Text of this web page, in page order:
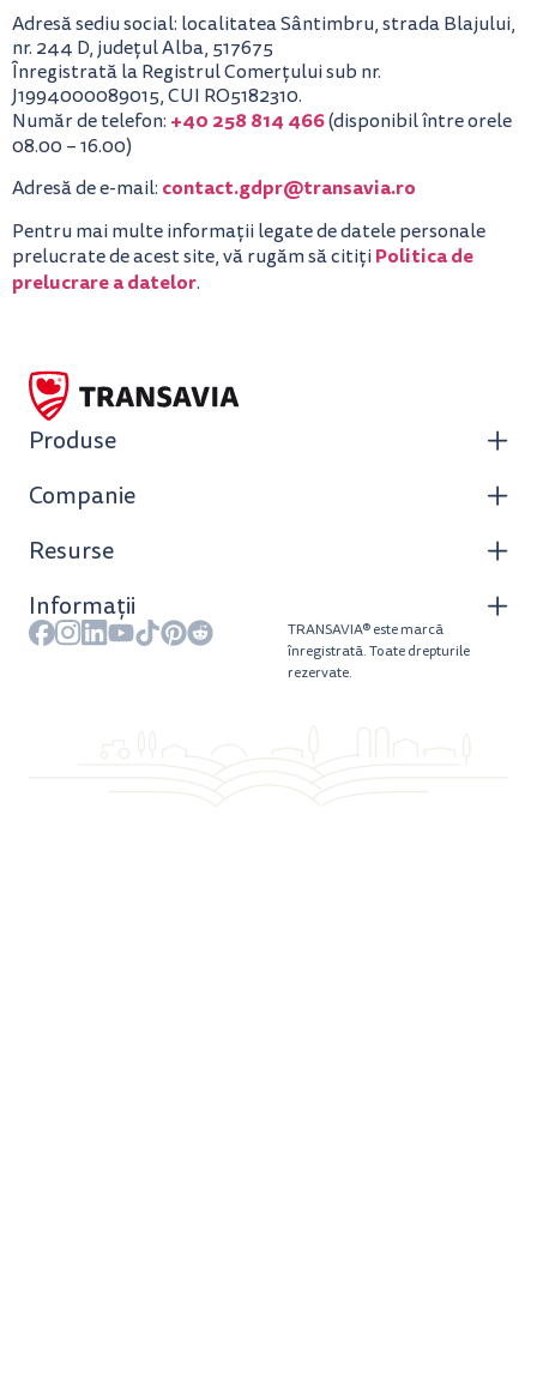
Adresă sediu social: localitatea Sântimbru, strada Blajului,
nr. 244 D, județul Alba, 517675
Înregistrată la Registrul Comerțului sub nr.
J1994000089015, CUI RO5182310.
Număr de telefon: +40 258 814 466(disponibil între orele
08.00 – 16.00)
Adresă de e-mail: contact.gdpr@transavia.ro
Pentru mai multe informații legate de datele personale
prelucrate de acest site, vă rugăm să citițiPolitica de
prelucrare a datelor.
Produse
Companie
Resurse
Informații
TRANSAVIA® este marcă
înregistrată. Toate drepturile
rezervate.